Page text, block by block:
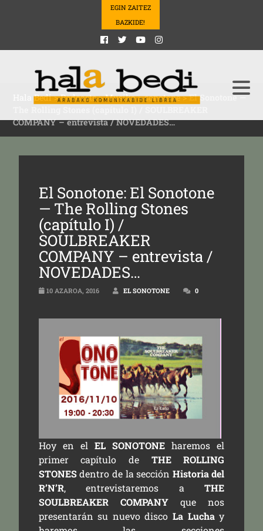
EGIN ZAITEZ
BAZKIDE!
Hala Bedi>Podcasts>Musika>sonotone>El Sonotone —
COMPANY – entrevista / NOVEDADES…
El Sonotone: El Sonotone
— The Rolling Stones
(capítulo I) /
SOULBREAKER
COMPANY – entrevista /
NOVEDADES…
10 AZAROA, 2016 EL SONOTONE 0
Hoy en el EL SONOTONE haremos el
primer capítulo de THE ROLLING
STONES dentro de la sección Historia del
R’N’R, entrevistaremos aTHE
SOULBREAKER COMPANYque nos
presentarán su nuevo discoLa Luchay